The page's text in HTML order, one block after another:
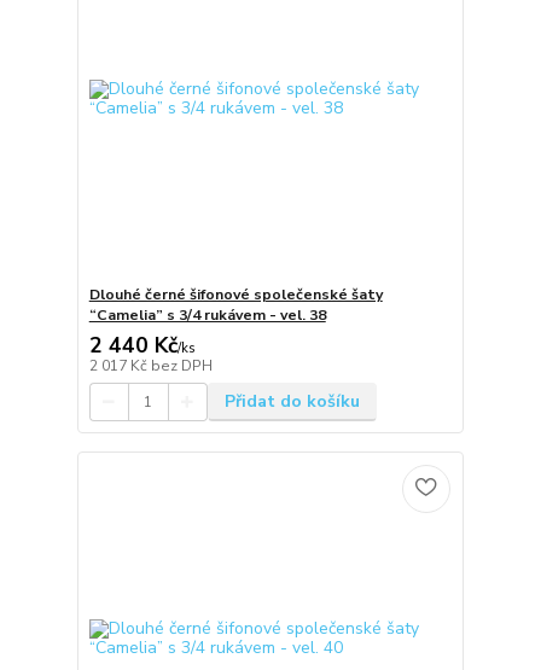
Dlouhé černé šifonové společenské šaty
“Camelia” s 3/4 rukávem - vel. 38
2 440 Kč/ks
2 017 Kč bez DPH
Přidat do košíku